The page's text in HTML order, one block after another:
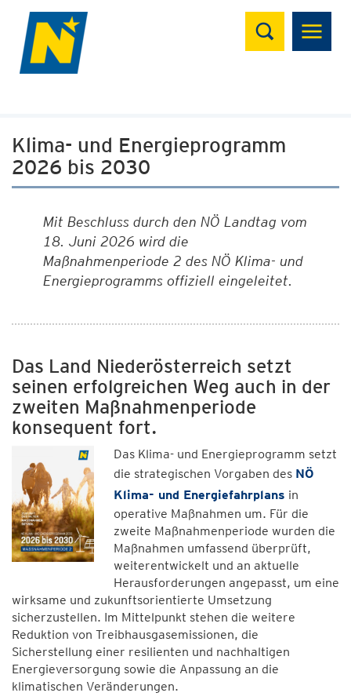
Suchen
Klima- und Energieprogramm
2026 bis 2030
Mit Beschluss durch den NÖ Landtag vom
18. Juni 2026 wird die
Maßnahmenperiode 2 des NÖ Klima- und
Energieprogramms offiziell eingeleitet.
Das Land Niederösterreich setzt
seinen erfolgreichen Weg auch in der
zweiten Maßnahmenperiode
konsequent fort.
Das Klima- und Energieprogramm setzt
die strategischen Vorgaben des NÖ
Klima- und Energiefahrplans in
operative Maßnahmen um. Für die
zweite Maßnahmenperiode wurden die
Maßnahmen umfassend überprüft,
weiterentwickelt und an aktuelle
Herausforderungen angepasst, um eine
wirksame und zukunftsorientierte Umsetzung
sicherzustellen. Im Mittelpunkt stehen die weitere
Reduktion von Treibhausgasemissionen, die
Sicherstellung einer resilienten und nachhaltigen
Energieversorgung sowie die Anpassung an die
klimatischen Veränderungen.